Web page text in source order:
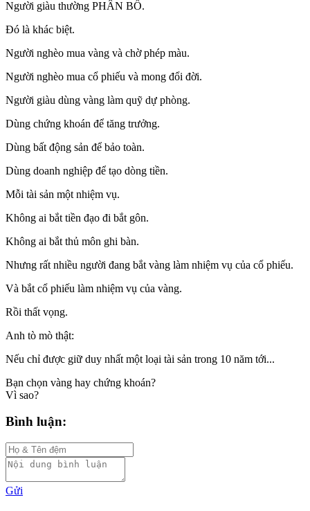
Người giàu thường PHÂN BỔ.
Đó là khác biệt.
Người nghèo mua vàng và chờ phép màu.
Người nghèo mua cổ phiếu và mong đổi đời.
Người giàu dùng vàng làm quỹ dự phòng.
Dùng chứng khoán để tăng trưởng.
Dùng bất động sản để bảo toàn.
Dùng doanh nghiệp để tạo dòng tiền.
Mỗi tài sản một nhiệm vụ.
Không ai bắt tiền đạo đi bắt gôn.
Không ai bắt thủ môn ghi bàn.
Nhưng rất nhiều người đang bắt vàng làm nhiệm vụ của cổ phiếu.
Và bắt cổ phiếu làm nhiệm vụ của vàng.
Rồi thất vọng.
Anh tò mò thật:
Nếu chỉ được giữ duy nhất một loại tài sản trong 10 năm tới...
Bạn chọn vàng hay chứng khoán?
Vì sao?
Bình luận:
Gửi